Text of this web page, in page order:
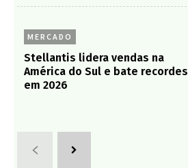
MERCADO
Stellantis lidera vendas na
América do Sul e bate recordes
em 2026